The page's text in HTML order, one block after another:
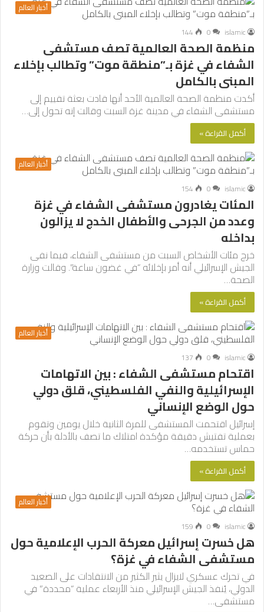
أخبار العالم
islamic
0
144
منظمة الصحة العالمية تصف مستشفى
الشفاء في غزة بـ”منطقة موت” وتطالب بإخلاء
المبنى بالكامل
أكدت منظمة الصحة العالمية الأحد أنها قادت بعثة تقييم إلى
مستشفى الشفاء في مدينة غزة السبت وقالت إنه تحول إلى…
أكمل القراءة »
أخبار العالم
islamic
0
154
المئات يغادرون مستشفى الشفاء في غزة
وعدد من الجرحى والأطفال الخدج لا يزالون
بداخله
خرج مئات الأشخاص السبت من مستشفى الشفاء، فيما نفى
الجيش الإسرائيلي أنه أمر بإخلائه “في غضون ساعة”. وقالت وزارة
الصحة…
أكمل القراءة »
أخبار العالم
islamic
0
137
اقتحام مستشفى الشفاء : بين الاتهامات
الإسرائيلية والنفي الفلسطيني، قلق دولي
حول الوضع الإنساني
إسرائيل اقتحمت المستشفى للمرة الثانية خلال يومين وتقوم
بعملية تفتيش دقيقة مؤكدة امتلاك ما تصف بالأدلة بأن حركة
حماس تستخدمه…
أكمل القراءة »
أخبار العالم
islamic
0
159
هل خسرت إسرائيل معركة الحرب الإعلامية حول
مستشفى الشفاء في غزة؟
في تحرك عسكري لايزال يثير الكثير من الانتقادات على الصعيد
الدولي، يُنفذ الجيش الإسرائيلي منذ الأربعاء عملية “محددة” في
مستشفى…